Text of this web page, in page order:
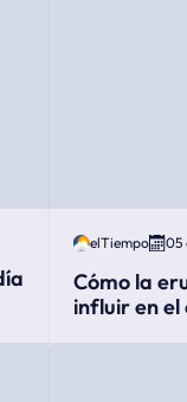
elTiempo 05
Cómo la
influir en el